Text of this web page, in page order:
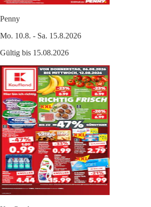
Penny
Mo. 10.8. - Sa. 15.8.2026
Gültig bis 15.08.2026